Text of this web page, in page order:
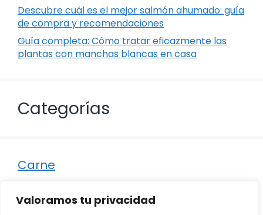
Valoramos tu privacidad
Descubre cuál es el mejor salmón ahumado: guía
de compra y recomendaciones
Guía completa: Cómo tratar eficazmente las
plantas con manchas blancas en casa
Categorías
Carne